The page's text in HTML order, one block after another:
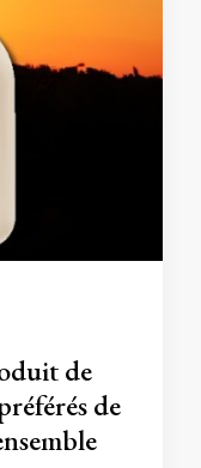
de
de